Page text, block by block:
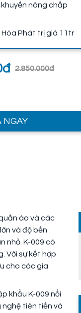
nông chấp
Hòa Phát trị giá 11tr
2.850.000đ
NGAY
áo và các
và độ bền
nhỏ. K-009 có
Với sự kết hợp
cho các gia
khẩu K-009 nổi
nghệ tiên tiến và